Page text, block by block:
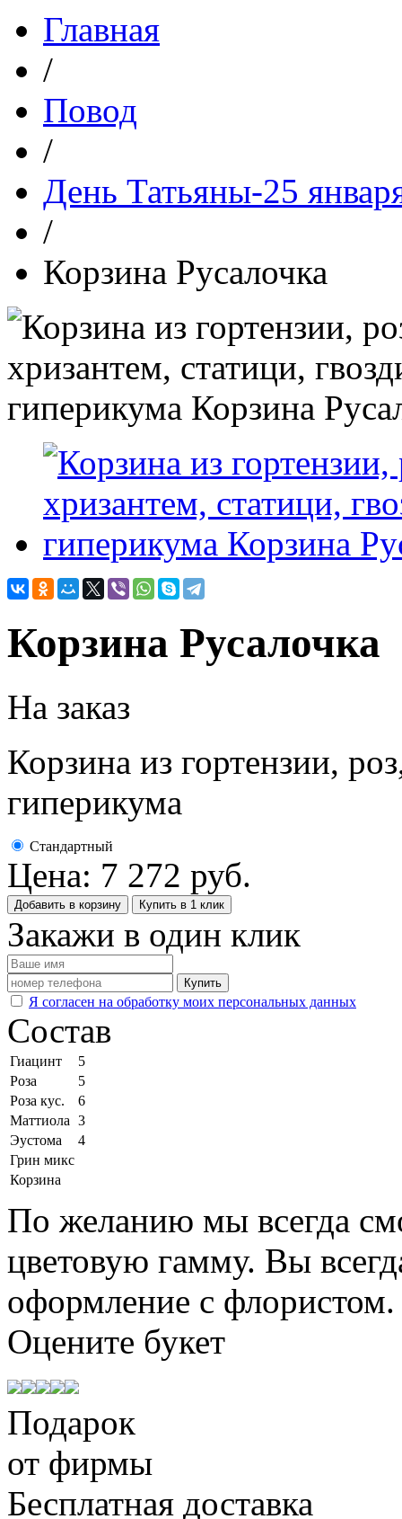
Главная
/
Повод
/
День Татьяны-25
/
Корзина Русалочка
Корзина Русалочка
На заказ
Корзина из гортензии,
гиперикума
Стандартный
Цена: 7 272 руб.
Добавить в корзину Купить в 1 клик
Закажи в один клик
Купить
Я согласен на обработку моих персональных данных
Состав
Гиацинт
5
Роза
5
Роза кус.
6
Маттиола 3
Эустома
4
Грин микс
Корзина
По желанию мы всегда
цветовую гамму. Вы
оформление с флористом.
Оцените букет
Подарок
от фирмы
Бесплатная доставка